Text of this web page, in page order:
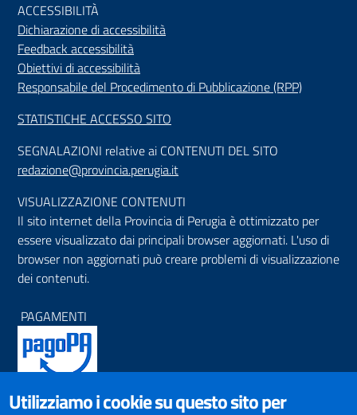
ACCESSIBILITÀ
Dichiarazione di accessibilità
Feedback accessibilità
Obiettivi di accessibilità
Responsabile del Procedimento di Pubblicazione (RPP)
STATISTICHE ACCESSO SITO
SEGNALAZIONI relative ai CONTENUTI DEL SITO
redazione@provincia.perugia.it
VISUALIZZAZIONE CONTENUTI
Il sito internet della Provincia di Perugia è ottimizzato per
essere visualizzato dai principali browser aggiornati. L'uso di
browser non aggiornati può creare problemi di visualizzazione
dei contenuti.
PAGAMENTI
SOCIAL NETWORKS
Utilizziamo i cookie su questo sito per